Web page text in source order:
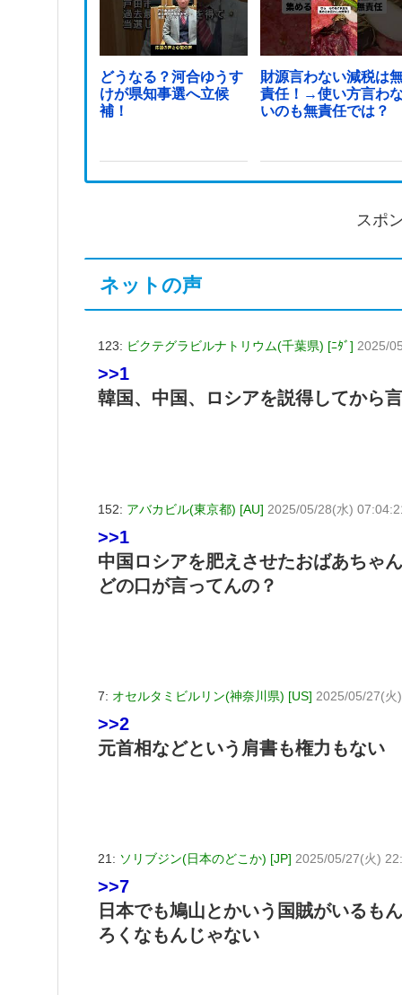
どうなる？河合ゆうす
けが県知事選へ立候
補！
財源言わない減税は
責任！→使い方言わ
いのも無責任では？
スポ
ネットの声
123: ビクテグラビルナトリウム(千葉県) [ﾆﾀﾞ] 2025/
>>1
韓国、中国、ロシアを説得してから
152: アバカビル(東京都) [AU] 2025/05/28(水)
>>1
中国ロシアを肥えさせたおばあちゃ
どの口が言ってんの？
7: オセルタミビルリン(神奈川県) [US] 2025/05/27(火
>>2
元首相などという肩書も権力もない
21: ソリブジン(日本のどこか) [JP] 2025/05/27(火)
>>7
日本でも鳩山とかいう国賊がいるも
ろくなもんじゃない